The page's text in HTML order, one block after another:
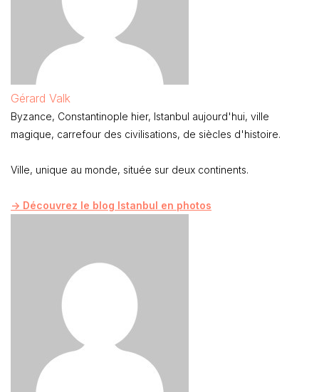
Gérard Valk
Byzance, Constantinople hier, Istanbul aujourd'hui, ville
magique, carrefour des civilisations, de siècles d'histoire.
Ville, unique au monde, située sur deux continents.
-> Découvrez le blog Istanbul en photos